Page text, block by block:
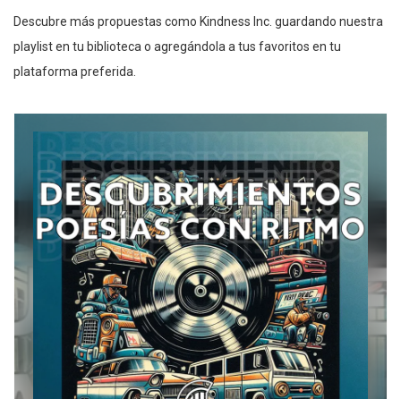
Descubre más propuestas como Kindness Inc. guardando nuestra
playlist en tu biblioteca o agregándola a tus favoritos en tu
plataforma preferida.